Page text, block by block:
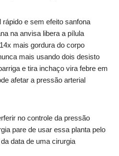
e sem efeito sanfona
na anvisa libera a pílula
mais gordura do corpo
mais usando dois desisto
e tira inchaço vira febre em
afetar a pressão arterial
no controle da pressão
pare de usar essa planta pelo
data de uma cirurgia